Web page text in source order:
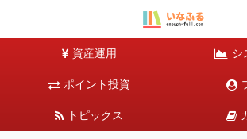
資産運用 シ
ポイント投資
トピックス